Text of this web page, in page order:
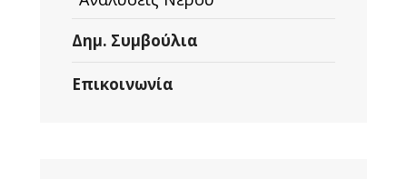
Δημ. Συμβούλια
Επικοινωνία